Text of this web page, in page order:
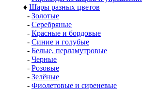
♦ Шары разных цветов
- Золотые
- Серебряные
- Красные и бордовые
- Синие и голубые
- Белые, перламутровые
- Черные
- Розовые
- Зелёные
- Фиолетовые и сиреневые